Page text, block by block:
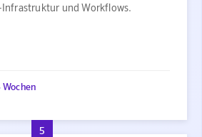
und Workflows.
5